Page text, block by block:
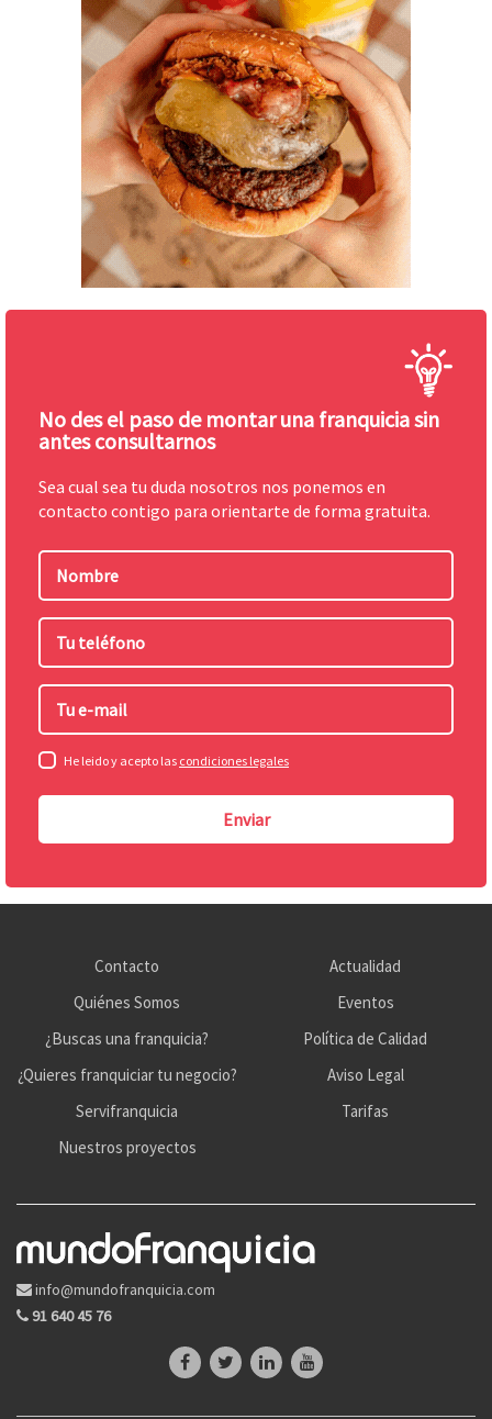
No des el paso de montar una franquicia sin
antes consultarnos
Sea cual sea tu duda nosotros nos ponemos en
contacto contigo para orientarte de forma gratuita.
Nombre
Tu
teléfono
Tu
mail
He leido y acepto las condiciones legales
Contacto
Quiénes Somos
¿Buscas una franquicia?
¿Quieres franquiciar tu negocio?
Servifranquicia
Nuestros proyectos
Actualidad
Eventos
Política de Calidad
Aviso Legal
Tarifas
info@mundofranquicia.com
91 640 45 76